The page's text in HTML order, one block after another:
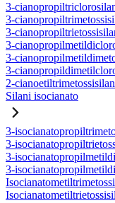
3-
3-
3-
3-
3-
3-
2-
Silani isocianato
3-
3-
3-
3-